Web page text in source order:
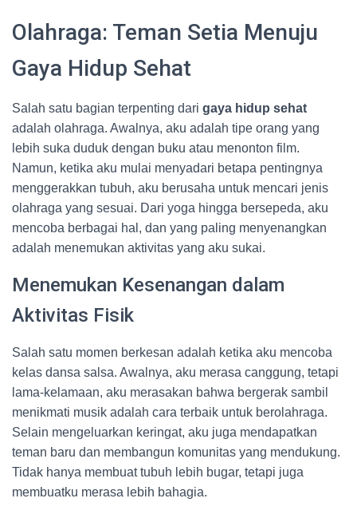
Olahraga: Teman Setia Menuju
Gaya Hidup Sehat
Salah satu bagian terpenting dari gaya hidup sehat
adalah olahraga. Awalnya, aku adalah tipe orang yang
lebih suka duduk dengan buku atau menonton film.
Namun, ketika aku mulai menyadari betapa pentingnya
menggerakkan tubuh, aku berusaha untuk mencari jenis
olahraga yang sesuai. Dari yoga hingga bersepeda, aku
mencoba berbagai hal, dan yang paling menyenangkan
adalah menemukan aktivitas yang aku sukai.
Menemukan Kesenangan dalam
Aktivitas Fisik
Salah satu momen berkesan adalah ketika aku mencoba
kelas dansa salsa. Awalnya, aku merasa canggung, tetapi
lama-kelamaan, aku merasakan bahwa bergerak sambil
menikmati musik adalah cara terbaik untuk berolahraga.
Selain mengeluarkan keringat, aku juga mendapatkan
teman baru dan membangun komunitas yang mendukung.
Tidak hanya membuat tubuh lebih bugar, tetapi juga
membuatku merasa lebih bahagia.